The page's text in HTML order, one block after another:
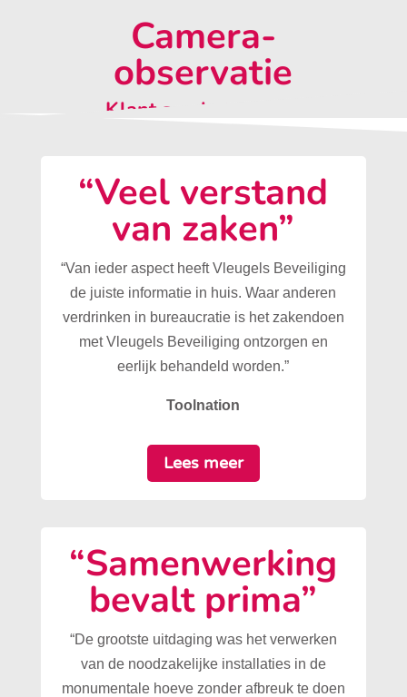
Camera-
observatie
Klant aan het woord:
“Veel verstand
van zaken”
“Van ieder aspect heeft Vleugels Beveiliging
de juiste informatie in huis. Waar anderen
verdrinken in bureaucratie is het zakendoen
met Vleugels Beveiliging ontzorgen en
eerlijk behandeld worden.”
Toolnation
Lees meer
“Samenwerking
bevalt prima”
“De grootste uitdaging was het verwerken
van de noodzakelijke installaties in de
monumentale hoeve zonder afbreuk te doen